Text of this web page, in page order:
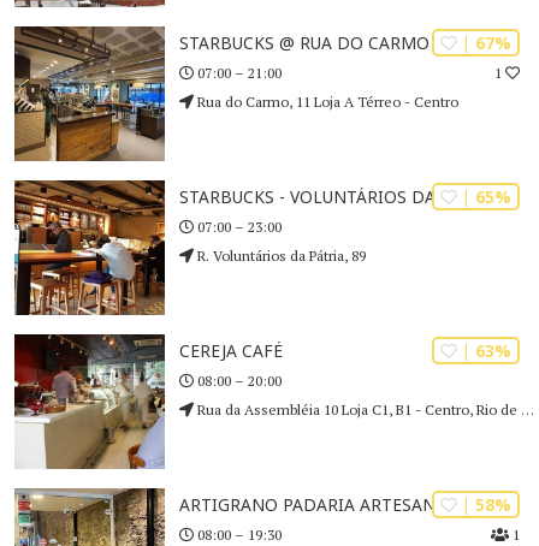
| 67%
1
STARBUCKS @ RUA DO CARMO
07:00 – 21:00
Rua do Carmo, 11 Loja A Térreo - Centro
| 58%
1
ARTIGRANO PADARIA ARTESANAL
08:00 – 19:30
| 63%
CEREJA CAFÉ
08:00 – 20:00
Rua da Assembléia 10 Loja C1, B1 - Centro, Rio de Janeiro - RJ, 20011-000, Brazil
| 65%
STARBUCKS - VOLUNTÁRIOS DA PÁTRIA
07:00 – 23:00
R. Voluntários da Pátria, 89